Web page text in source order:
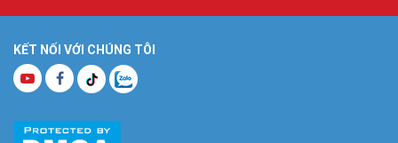
KẾT NỐI VỚI CHÚNG TÔI